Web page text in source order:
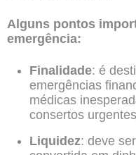
Alguns pontos
emergência:
Finalidade: é
emergências
médicas
consertos
Liquidez: deve